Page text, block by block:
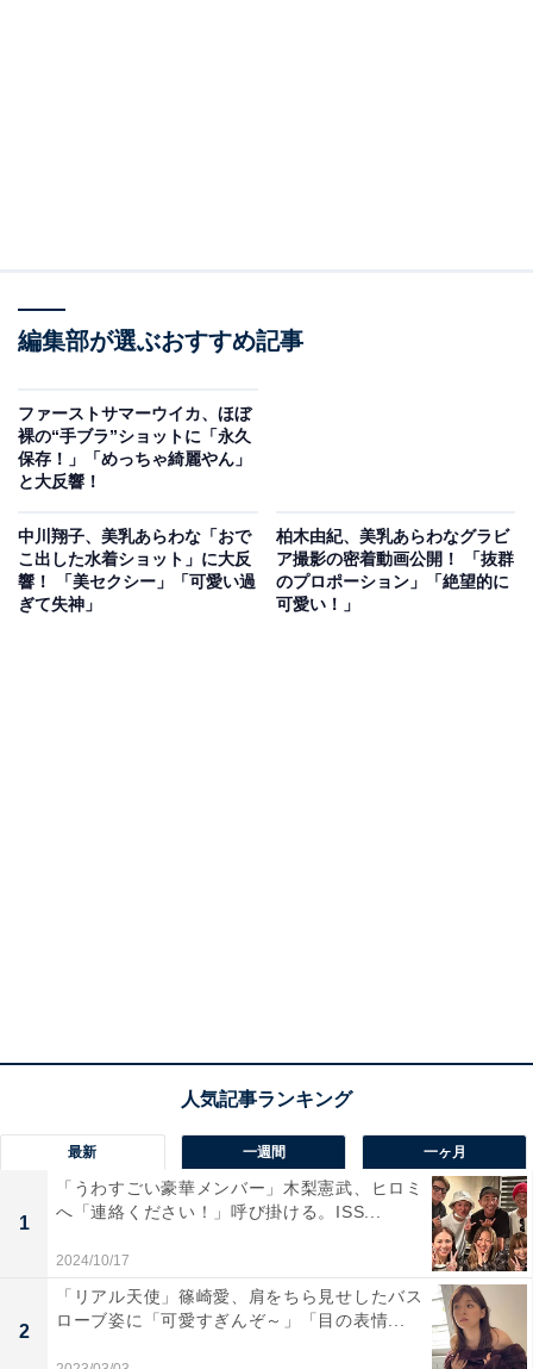
編集部が選ぶおすすめ記事
ファーストサマーウイカ、ほぼ
裸の“手ブラ”ショットに「永久
保存！」「めっちゃ綺麗やん」
と大反響！
中川翔子、美乳あらわな「おで
こ出した水着ショット」に大反
響！ 「美セクシー」「可愛い過
ぎて失神」
柏木由紀、美乳あらわなグラビ
ア撮影の密着動画公開！ 「抜群
のプロポーション」「絶望的に
可愛い！」
最新 一週間 一ヶ月
1
「うわすごい豪華メンバー」木梨憲武、ヒロミ
へ「連絡ください！」呼び掛ける。ISS...
2024/10/17
2
「リアル天使」篠崎愛、肩をちら見せしたバス
ローブ姿に「可愛すぎんぞ～」「目の表情...